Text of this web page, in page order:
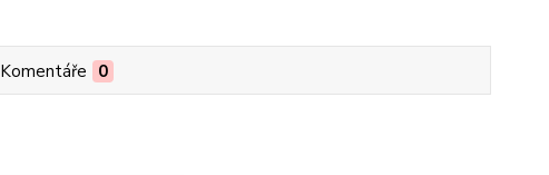
Komentáře 0